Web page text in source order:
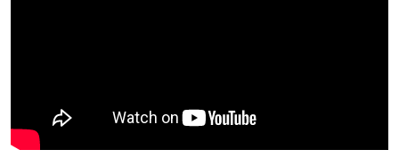
ПУБЛІЧНІ ЛЮДИ
РОСІЙСЬКО-УКРАЇНСЬКА ВІЙНА